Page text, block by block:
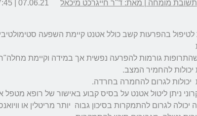
תשובת מומחה | מאת: ד"ר חייגרכט מיכאל 07.06.21 | 07:45